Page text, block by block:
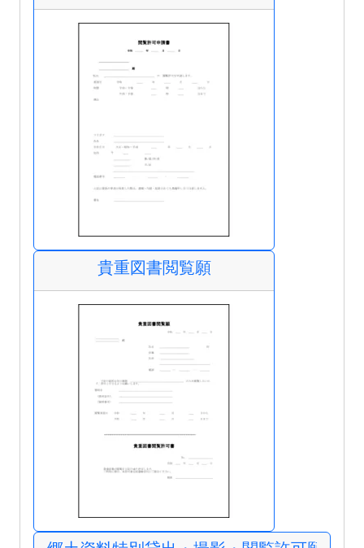
貴重図書閲覧願